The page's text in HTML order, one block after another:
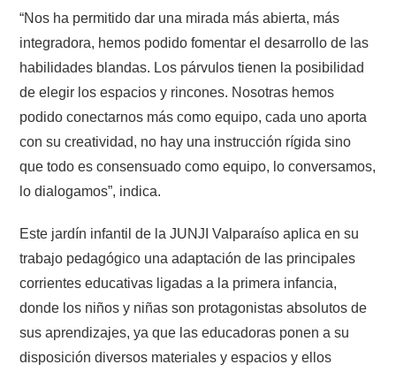
“Nos ha permitido dar una mirada más abierta, más
integradora, hemos podido fomentar el desarrollo de las
habilidades blandas. Los párvulos tienen la posibilidad
de elegir los espacios y rincones. Nosotras hemos
podido conectarnos más como equipo, cada uno aporta
con su creatividad, no hay una instrucción rígida sino
que todo es consensuado como equipo, lo conversamos,
lo dialogamos”, indica.
Este jardín infantil de la JUNJI Valparaíso aplica en su
trabajo pedagógico una adaptación de las principales
corrientes educativas ligadas a la primera infancia,
donde los niños y niñas son protagonistas absolutos de
sus aprendizajes, ya que las educadoras ponen a su
disposición diversos materiales y espacios y ellos